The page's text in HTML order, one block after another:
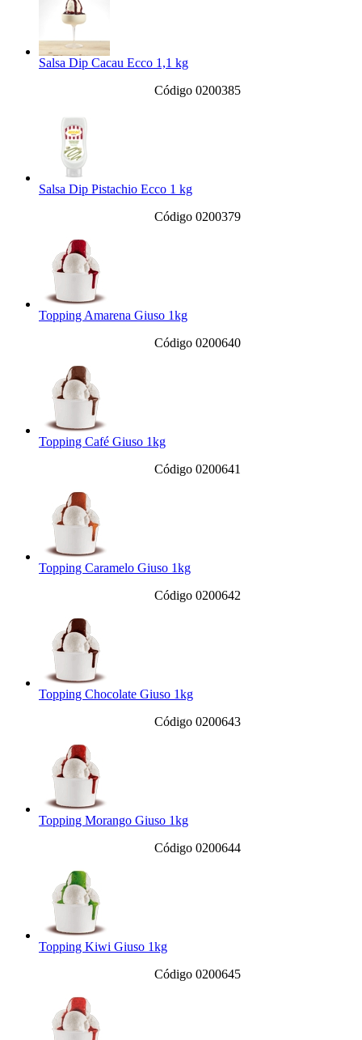
Salsa Dip Cacau Ecco 1,1 kg
Código 0200385
Salsa Dip Pistachio Ecco 1 kg
Código 0200379
Topping Amarena Giuso 1kg
Código 0200640
Topping Café Giuso 1kg
Código 0200641
Topping Caramelo Giuso 1kg
Código 0200642
Topping Chocolate Giuso 1kg
Código 0200643
Topping Morango Giuso 1kg
Código 0200644
Topping Kiwi Giuso 1kg
Código 0200645